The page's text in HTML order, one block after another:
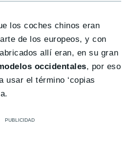
los coches chinos eran
de los europeos, y con
allí eran, en su gran
occidentales, por eso
usar el término ‘copias